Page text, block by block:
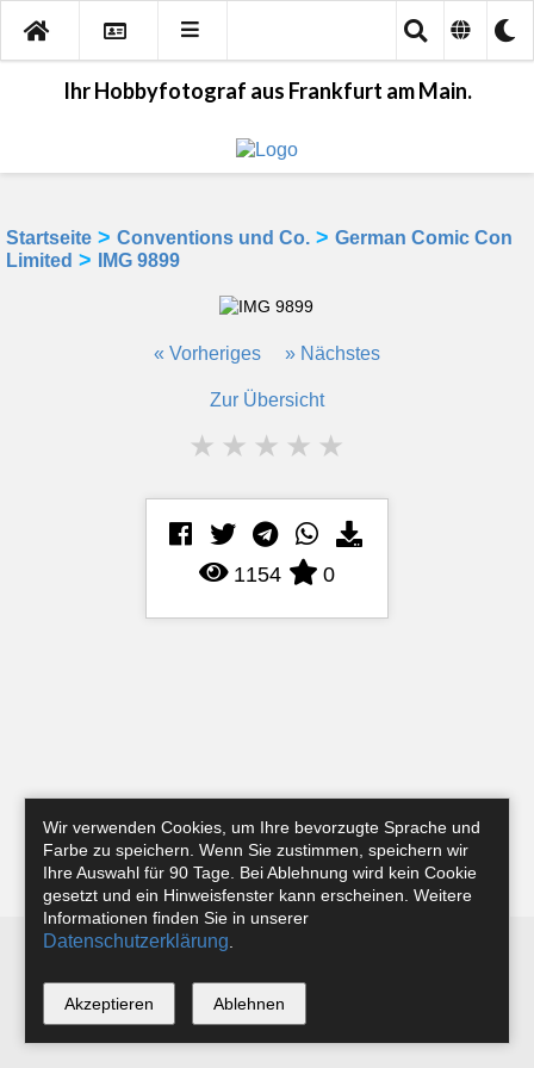
Ihr Hobbyfotograf aus Frankfurt am Main.
Startseite > Conventions und Co. > German Comic Con
Limited > IMG 9899
« Vorheriges » Nächstes
Zur Übersicht
★ ★ ★ ★ ★
1154 0
Instagram
*
Wir verwenden Cookies, um Ihre bevorzugte Sprache und
Farbe zu speichern. Wenn Sie zustimmen, speichern wir
Ihre Auswahl für 90 Tage. Bei Ablehnung wird kein Cookie
gesetzt und ein Hinweisfenster kann erscheinen. Weitere
Informationen finden Sie in unserer
Datenschutzerklärung
Akzeptieren Ablehnen